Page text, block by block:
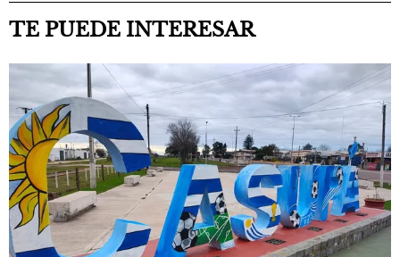
TE PUEDE INTERESAR